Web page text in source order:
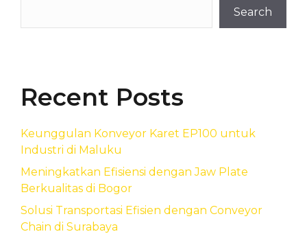
Search
Recent Posts
Keunggulan Konveyor Karet EP100 untuk
Industri di Maluku
Meningkatkan Efisiensi dengan Jaw Plate
Berkualitas di Bogor
Solusi Transportasi Efisien dengan Conveyor
Chain di Surabaya